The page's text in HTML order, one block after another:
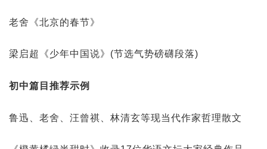
老舍《北京的春节》
梁启超《少年中国说》(节选气势磅礴段落)
初中篇目推荐示例
鲁迅、老舍、汪曾祺、林清玄等现当代作家哲理散文